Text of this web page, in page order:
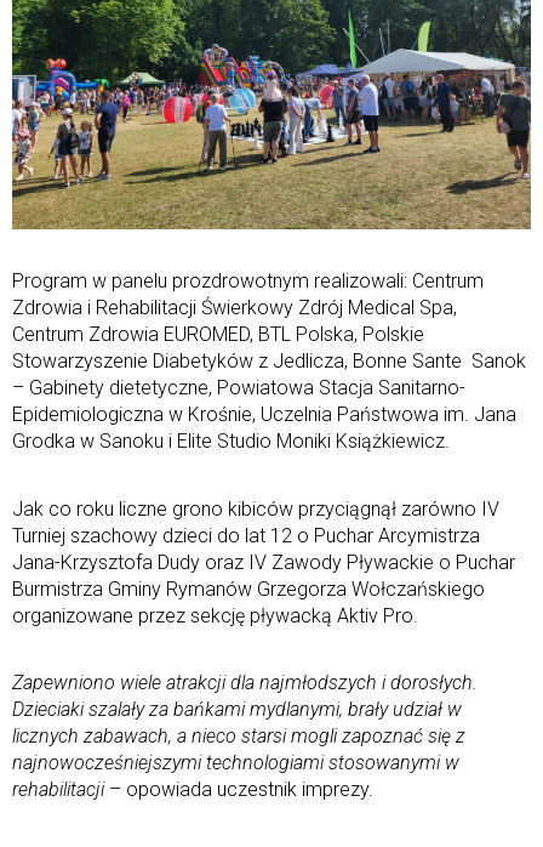
Program w panelu prozdrowotnym realizowali: Centrum
Zdrowia i Rehabilitacji Świerkowy Zdrój Medical Spa,
Centrum Zdrowia EUROMED, BTL Polska, Polskie
Stowarzyszenie Diabetyków z Jedlicza, Bonne Sante Sanok
– Gabinety dietetyczne, Powiatowa Stacja Sanitarno-
Epidemiologiczna w Krośnie, Uczelnia Państwowa im. Jana
Grodka w Sanoku i Elite Studio Moniki Książkiewicz.
Jak co roku liczne grono kibiców przyciągnął zarówno IV
Turniej szachowy dzieci do lat 12 o Puchar Arcymistrza
Jana-Krzysztofa Dudy oraz IV Zawody Pływackie o Puchar
Burmistrza Gminy Rymanów Grzegorza Wołczańskiego
organizowane przez sekcję pływacką Aktiv Pro.
Zapewniono wiele atrakcji dla najmłodszych i dorosłych.
Dzieciaki szalały za bańkami mydlanymi, brały udział w
licznych zabawach, a nieco starsi mogli zapoznać się z
najnowocześniejszymi technologiami stosowanymi w
rehabilitacji– opowiada uczestnik imprezy.